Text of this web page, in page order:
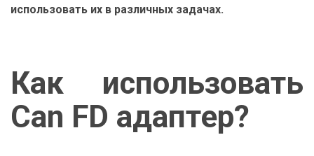
использовать их в различных задачах.
Как использовать
Can FD адаптер?